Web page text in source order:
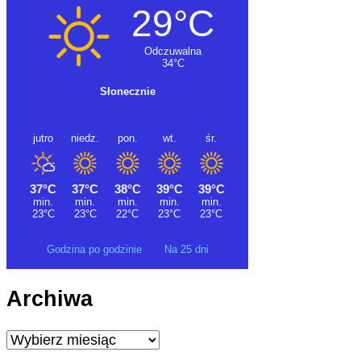
Godzina po godzinie Na 25 dni
Archiwa
Archiwa